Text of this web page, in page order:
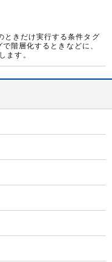
ときだけ実行する条件タグ
階層化するときなどに、
ます。